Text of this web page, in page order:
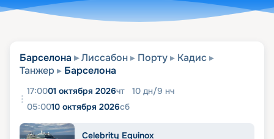
Барселона Лиссабон Порту
Кадис
Танжер
Барселона
17:0001 октября 2026чт 10 дн/9 нч
05:0010 октября 2026сб
Celebrity Equinox